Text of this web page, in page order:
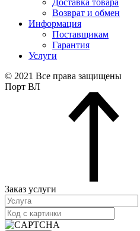
Возврат и обмен
Информация
Поставщикам
Гарантия
Услуги
© 2021 Все права защищены
Порт ВЛ
Заказ услуги